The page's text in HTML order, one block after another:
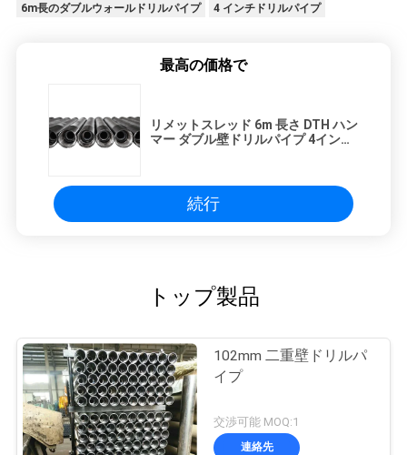
6m長のダブルウォールドリルパイプ
4 インチドリルパイプ
最高の価格で
リメットスレッド 6m 長さ DTH ハン
マー ダブル壁ドリルパイプ 4インチ
続行
トップ製品
102mm 二重壁ドリルパ
イプ
交渉可能 MOQ:1
連絡先